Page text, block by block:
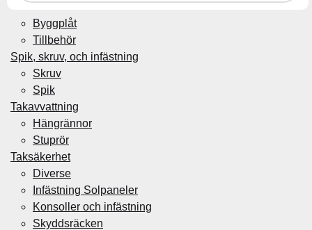
s
c
h
Beslag genomföring
Byggplåt
Tillbehör
Spik, skruv, och infästning
Skruv
Spik
Takavvattning
Hängrännor
Stuprör
Taksäkerhet
Diverse
Infästning Solpaneler
Konsoller och infästning
Skyddsräcken